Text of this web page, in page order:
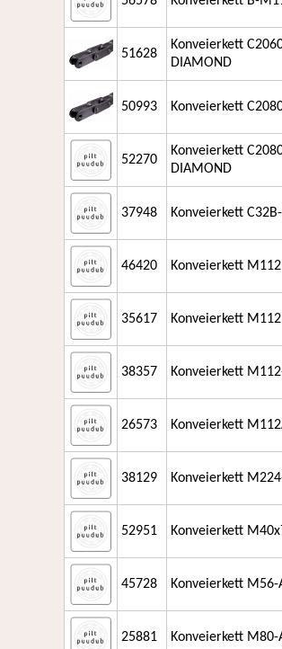
51628
Konveierkett
DIAMOND
50993 Konveierkett
52270
Konveierkett
DIAMOND
37948 Konveierkett
46420 Konveierkett
35617 Konveierkett
38357 Konveierkett
26573 Konveierkett
38129 Konveierkett
52951 Konveierkett
45728 Konveierkett
25881 Konveierkett M80-